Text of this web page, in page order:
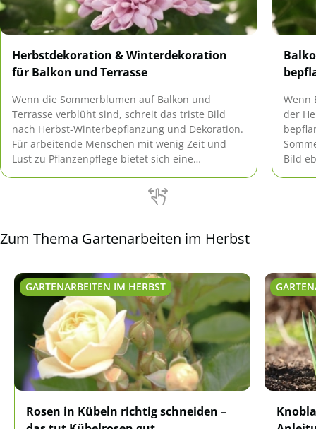
Herbstdekoration & Winterdekoration
für Balkon und Terrasse
Wenn die Sommerblumen auf Balkon und
Terrasse verblüht sind, schreit das triste Bild
nach Herbst-Winterbepflanzung und Dekoration.
Für arbeitende Menschen mit wenig Zeit und
Lust zu Pflanzenpflege bietet sich eine
Herbst- und Winterdekoration (und
Frühlings-/Sommer-Dekoration) immer wieder
Wenn
der
Bild
Zum Thema Gartenarbeiten im Herbst
GARTENARBEITEN IM HERBST
Rosen in Kübeln richtig schneiden –